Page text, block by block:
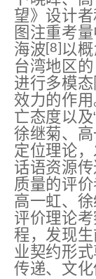
望》设计
图注重考
海波[8]以
台湾地区
进行多模
效力的作
亡态度以及
徐继菊、
定位理论
话语资源传
质量的评价
高一虹、
评价理论
程，发现
业契约形
传递、文化